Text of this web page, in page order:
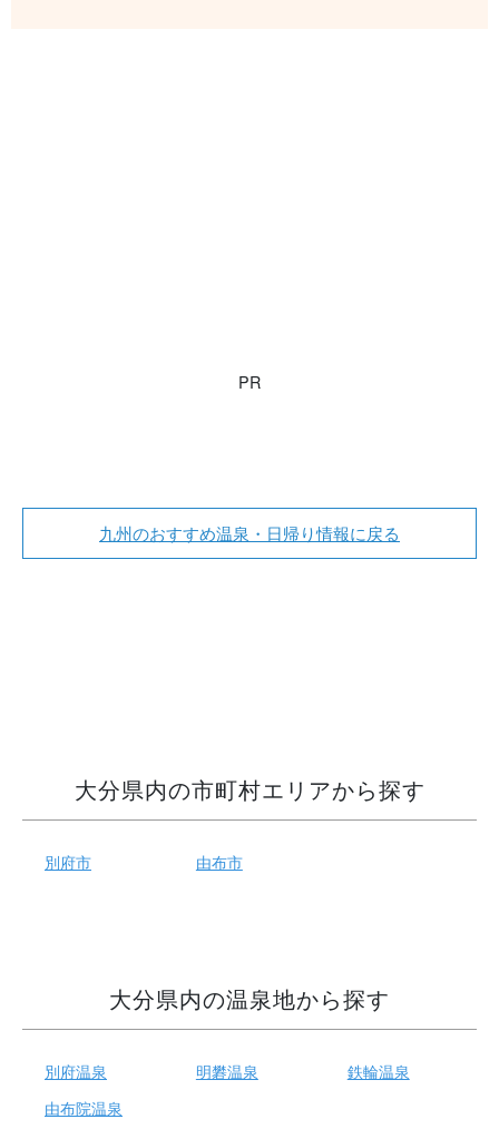
PR
九州のおすすめ温泉・日帰り情報に戻る
大分県内の市町村エリアから探す
別府市 由布市
大分県内の温泉地から探す
別府温泉 明礬温泉
鉄輪温泉
由布院温泉